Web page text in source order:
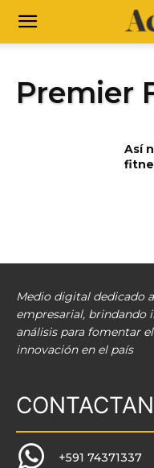
Premier
Así
Medio digital dedicado
empresarial, brindando
análisis para fomentar
innovación en el país
+591 74371337